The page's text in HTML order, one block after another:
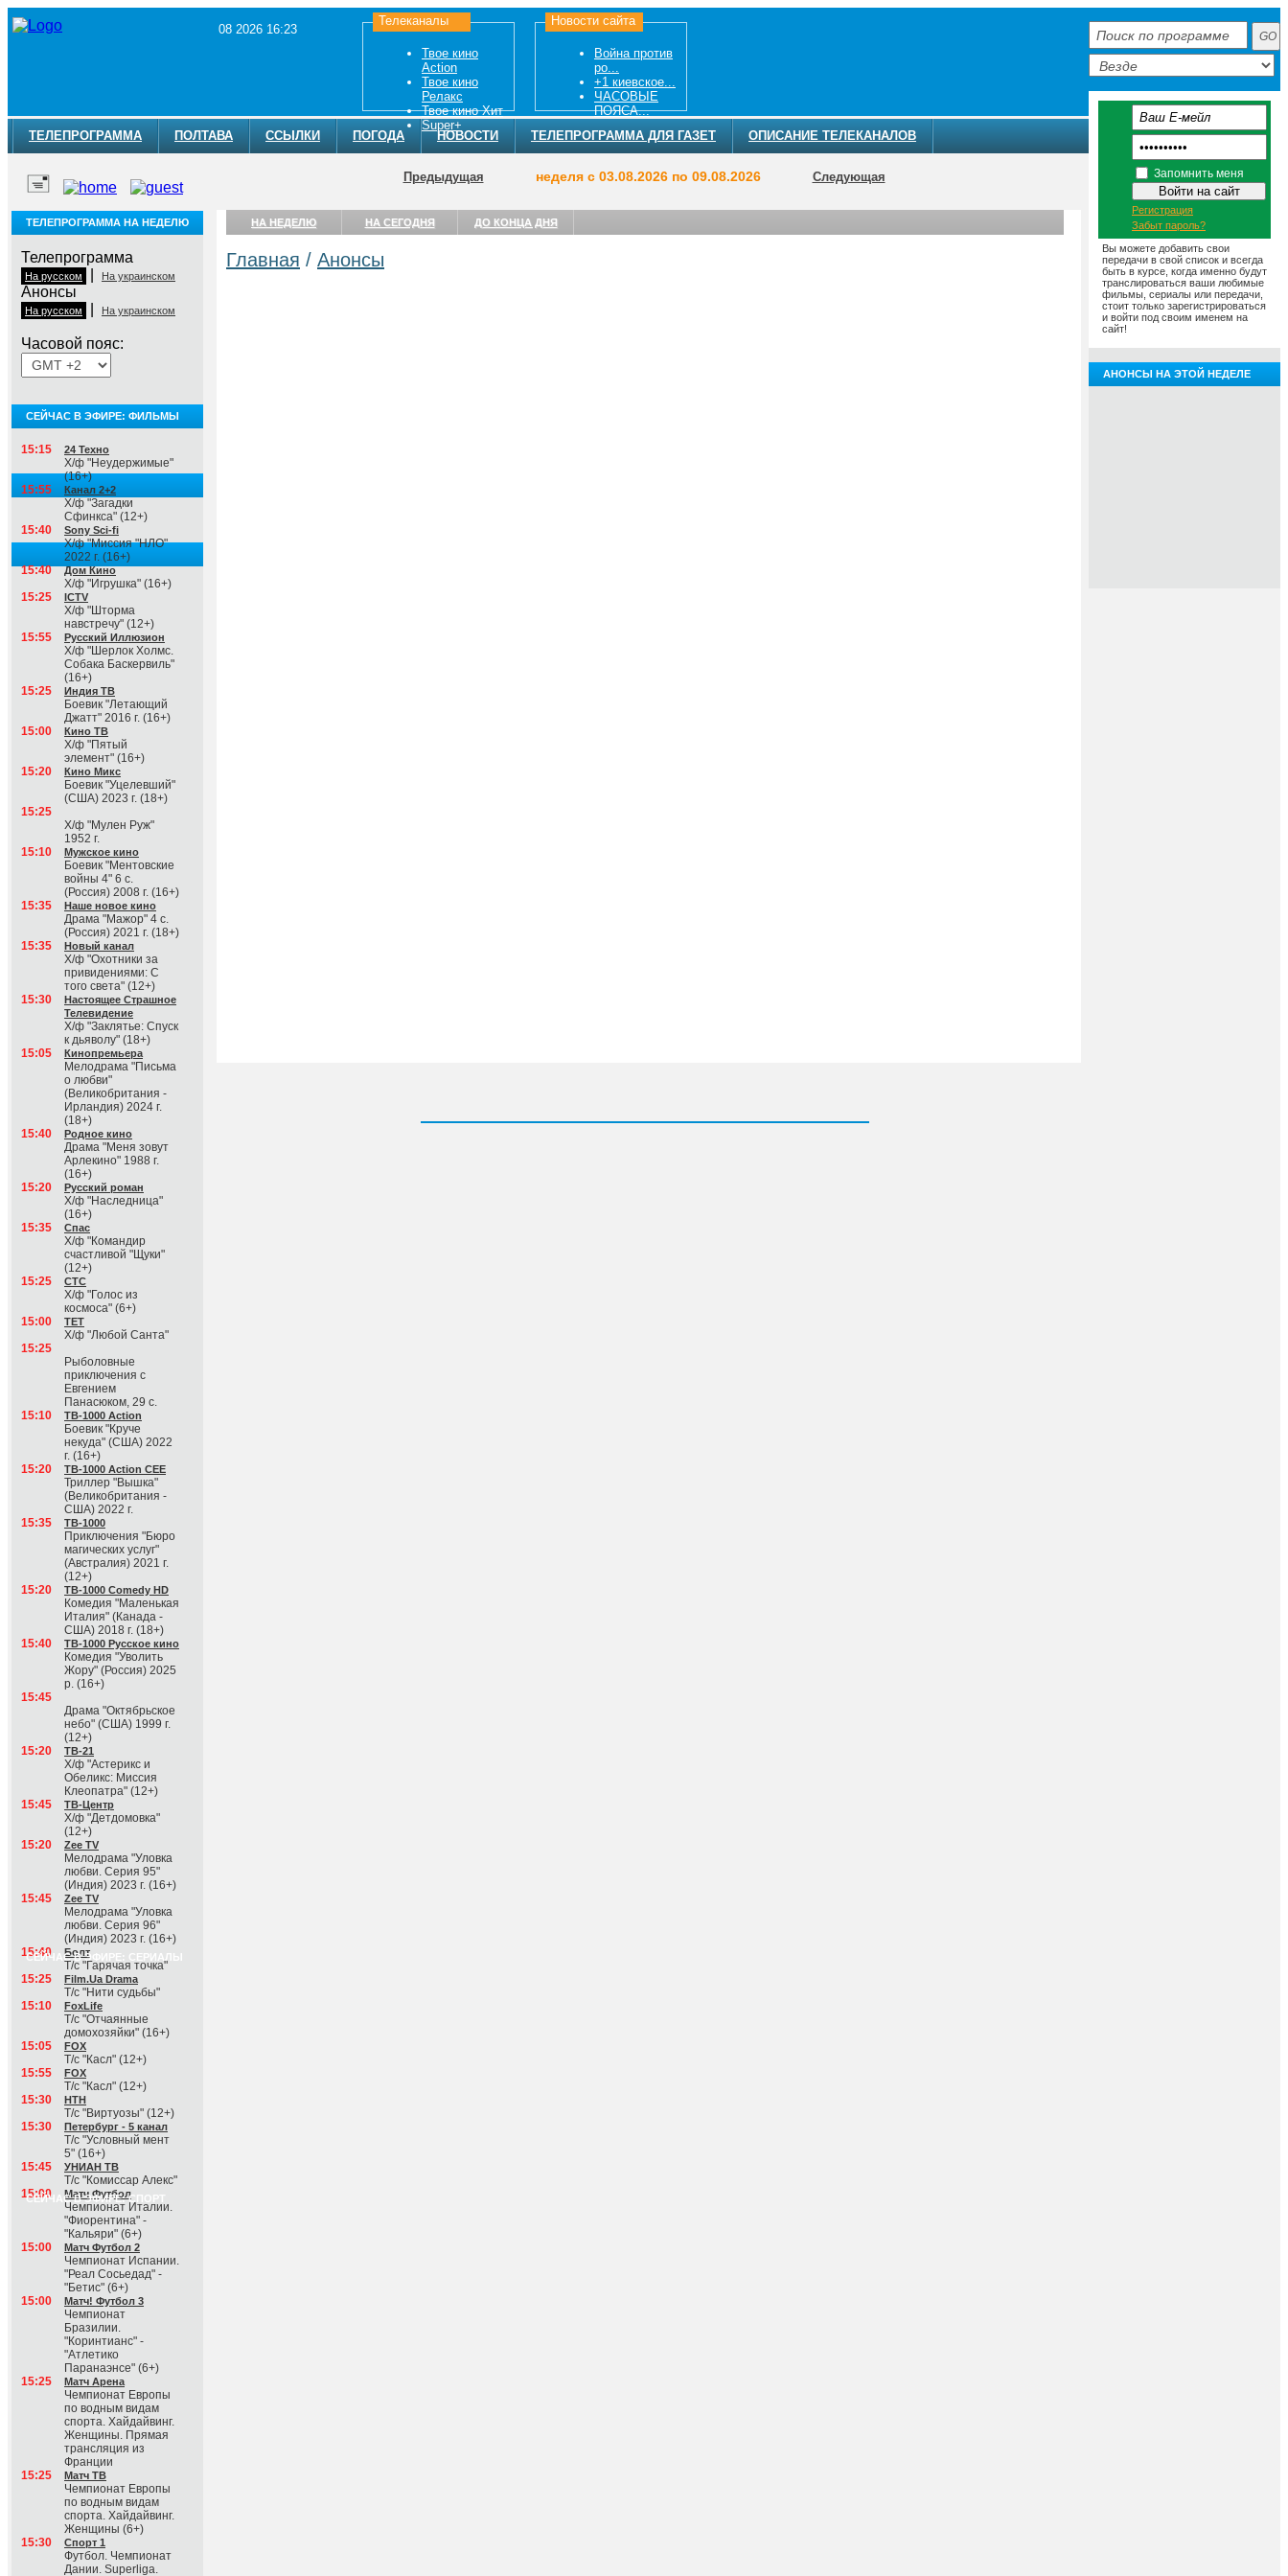
08 2026 16:23
Телеканалы
Твое кино
Action
Твое кино
Релакс
Твое кино Хит
Super+
Новости сайта
Война против
ро...
+1 киевское...
ЧАСОВЫЕ
ПОЯСА...
ТЕЛЕПРОГРАММА
ПОЛТАВА ССЫЛКИ ПОГОДА НОВОСТИ ТЕЛЕПРОГРАММА ДЛЯ ГАЗЕТ ОПИСАНИЕ ТЕЛЕКАНАЛОВ
Предыдущая неделя с 03.08.2026 по 09.08.2026 Следующая
ТЕЛЕПРОГРАММА НА НЕДЕЛЮ
Телепрограмма
На русском На украинском
Анонсы
На русском На украинском
Часовой пояс:
СЕЙЧАС В ЭФИРЕ: ФИЛЬМЫ
15:15 24 Техно
Х/ф "Неудержимые"
(16+)
15:55
Канал 2+2
Х/ф "Загадки
Сфинкса" (12+)
15:40
Sony Sci-fi
Х/ф "Миссия "НЛО"
2022 г. (16+)
15:40
Дом Кино
Х/ф "Игрушка" (16+)
15:25
ICTV
Х/ф "Шторма
навстречу" (12+)
15:55
Русский Иллюзион
Х/ф "Шерлок Холмс.
Собака Баскервиль"
(16+)
15:25
Индия ТВ
Боевик "Летающий
Джатт" 2016 г. (16+)
15:00
Кино ТВ
Х/ф "Пятый
элемент" (16+)
15:20
Кино Микс
Боевик "Уцелевший"
(США) 2023 г. (18+)
15:25
Х/ф "Мулен Руж"
1952 г.
15:10
Мужское кино
Боевик "Ментовские
войны 4" 6 с.
(Россия) 2008 г. (16+)
15:35
Наше новое кино
Драма "Мажор" 4 с.
(Россия) 2021 г. (18+)
15:35
Новый канал
Х/ф "Охотники за
привидениями: С
того света" (12+)
15:30
Настоящее Страшное
Телевидение
Х/ф "Заклятье: Спуск
к дьяволу" (18+)
15:05
Кинопремьера
Мелодрама "Письма
о любви"
(Великобритания -
Ирландия) 2024 г.
(18+)
15:40
Родное кино
Драма "Меня зовут
Арлекино" 1988 г.
(16+)
15:20
Русский роман
Х/ф "Наследница"
(16+)
15:35
Спас
Х/ф "Командир
счастливой "Щуки"
(12+)
15:25
СТС
Х/ф "Голос из
космоса" (6+)
15:00
ТЕТ
Х/ф "Любой Санта"
15:25
Рыболовные
приключения с
Евгением
Панасюком, 29 с.
15:10
ТВ-1000 Action
Боевик "Круче
некуда" (США) 2022
г. (16+)
15:20
ТВ-1000 Action CEE
Триллер "Вышка"
(Великобритания -
США) 2022 г.
15:35
ТВ-1000
Приключения "Бюро
магических услуг"
(Австралия) 2021 г.
(12+)
15:20
ТВ-1000 Comedy HD
Комедия "Маленькая
Италия" (Канада -
США) 2018 г. (18+)
15:40
ТВ-1000 Русское кино
Комедия "Уволить
Жору" (Россия) 2025
р. (16+)
15:45
Драма "Октябрьское
небо" (США) 1999 г.
(12+)
15:20
ТВ-21
Х/ф "Астерикс и
Обеликс: Миссия
Клеопатра" (12+)
15:45
ТВ-Центр
Х/ф "Детдомовка"
(12+)
15:20
Zee TV
Мелодрама "Уловка
любви. Серия 95"
(Индия) 2023 г. (16+)
15:45
Zee TV
Мелодрама "Уловка
любви. Серия 96"
(Индия) 2023 г. (16+)
СЕЙЧАС В ЭФИРЕ: СЕРИАЛЫ
15:40 Болт
Т/с "Гарячая точка"
15:25
Film.Ua Drama
Т/с "Нити судьбы"
15:10
FoxLife
Т/с "Отчаянные
домохозяйки" (16+)
15:05
FOX
Т/с "Касл" (12+)
15:55
FOX
Т/с "Касл" (12+)
15:30
НТН
Т/с "Виртуозы" (12+)
15:30
Петербург - 5 канал
Т/с "Условный мент
5" (16+)
15:45
УНИАН ТВ
Т/с "Комиссар Алекс"
СЕЙЧАС В ЭФИРЕ: СПОРТ
15:00 Матч Футбол
Чемпионат Италии.
"Фиорентина" -
"Кальяри" (6+)
15:00
Матч Футбол 2
Чемпионат Испании.
"Реал Сосьедад" -
"Бетис" (6+)
15:00
Матч! Футбол 3
Чемпионат
Бразилии.
"Коринтианс" -
"Атлетико
Паранаэнсе" (6+)
15:25
Матч Арена
Чемпионат Европы
по водным видам
спорта. Хайдайвинг.
Женщины. Прямая
трансляция из
Франции
15:25
Матч ТВ
Чемпионат Европы
по водным видам
спорта. Хайдайвинг.
Женщины (6+)
15:30
Спорт 1
Футбол. Чемпионат
Дании. Superliga.
НА НЕДЕЛЮ НА СЕГОДНЯ ДО КОНЦА ДНЯ
Главная / Анонсы
Запомнить меня
Регистрация
Забыт пароль?
Вы можете добавить свои
передачи в свой список и всегда
быть в курсе, когда именно будут
транслироваться ваши любимые
фильмы, сериалы или передачи,
стоит только зарегистрироваться
и войти под своим именем на
сайт!
АНОНСЫ НА ЭТОЙ НЕДЕЛЕ